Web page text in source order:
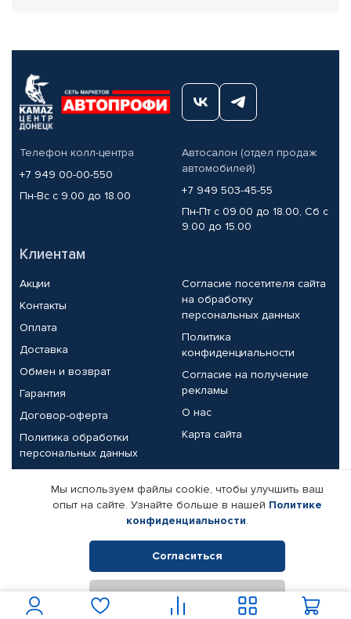
Телефон колл-центра
+7 949 00-00-550
Пн-Вс с 9.00 до 18.00
Автосалон (отдел продаж
автомобилей)
+7 949 503-45-55
Пн-Пт с 09.00 до 18.00, Сб с
9.00 до 15.00
Клиентам
Акции
Контакты
Оплата
Доставка
Обмен и возврат
Гарантия
Договор-оферта
Политика обработки
персональных данных
Согласие посетителя сайта
на обработку
персональных данных
Политика
конфиденциальности
Согласие на получение
рекламы
О нас
Карта сайта
Партнерам
Корпоративным клиентам
Поставщикам
Реквизиты компании
© КАМАЗ ЦЕНТР ДОНЕЦК, 2015-2026. Все права защищены.
Интернет-магазин автомобильных товаров Автопрофи.
Мы используем файлы cookie, чтобы улучшить ваш
опыт на сайте. Узнайте больше в нашей Политике
конфиденциальности.
Согласиться
Отклонить